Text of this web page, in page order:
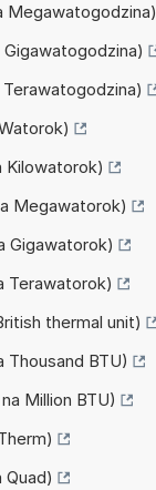
Megawatogodzina)
Kilowatorok)
Megawatorok)
Gigawatorok)
Terawatorok)
thermal unit)
Thousand BTU)
Million BTU)
Quad)